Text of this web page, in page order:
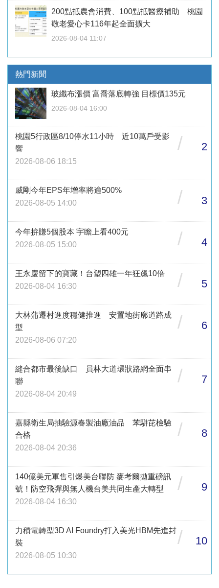
200點抵農會消費、100點抵醫療補助 桃園
敬老愛心卡116年起全面擴大
2026-08-04 11:07
熱門新聞
玻纖布漲價 富喬落底轉強 目標價135元
2026-08-04 16:00
桃園5行政區8/10停水11小時 近10萬戶受影
響
2026-08-06 18:15
/ 2
威剛今年EPS年增率將逾500%
2026-08-05 14:00
/ 3
今年拚賺5個股本 宇瞻上看400元
2026-08-05 15:00
/ 4
王永慶留下的寶藏！台塑四雄一年狂飆10倍
2026-08-04 16:30
/ 5
大林蒲遷村進度穩健推進 安置地街廓道路成
型
2026-08-06 07:20
/ 6
縫合都市最後缺口 員林大道環狀路網全面串
聯
2026-08-04 20:49
/ 7
嘉縣衛生局抽驗源春製油廠油品 苯駢芘檢驗
合格
2026-08-04 20:36
/ 8
140億美元軍售引爆美台聯防 麥考爾拋重磅訊
號！防空飛彈與無人機台美共同生產大轉型
2026-08-04 16:30
/ 9
力積電轉型3D AI Foundry打入美光HBM先進封
裝
2026-08-05 10:30
/ 10